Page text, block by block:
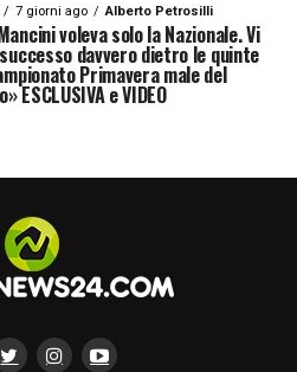
7 giorni ago Alberto Petrosilli
voleva solo la Nazionale. Vi
davvero dietro le quinte
Primavera male del
ESCLUSIVA e VIDEO